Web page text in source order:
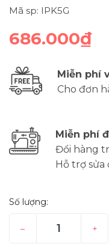
Mã sp: IPK5G
686.000₫
Miễn phí
Cho đơn
Miễn phí
Đổi hàng
Hỗ trợ sửa
Số lượng:
– +